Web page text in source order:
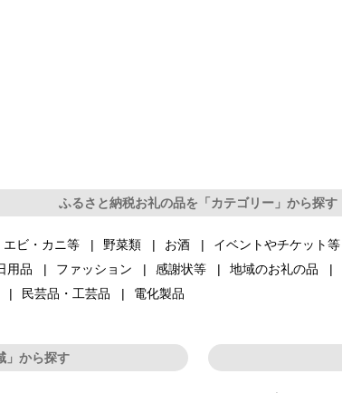
ふるさと納税お礼の品を「カテゴリー」から探す
エビ・カニ等 野菜類 お酒 イベントやチケット等
用品 ファッション 感謝状等 地域のお礼の品
民芸品・工芸品 電化製品
」から探す